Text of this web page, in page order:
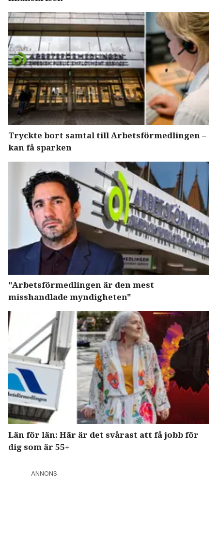
Tryckte bort samtal till Arbetsförmedlingen –
kan få sparken
"Arbetsförmedlingen är den mest
misshandlade myndigheten"
Län för län: Här är det svårast att få jobb för
dig som är 55+
ANNONS